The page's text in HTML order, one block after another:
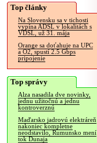
Top články
Na Slovensku sa v tichosti
vypína ADSL v lokalitách s
VDSL, už 31. mája
Orange sa doťahuje na UPC
a O2, spustí 2.5 Gbps
pripojenie
Top správy
Alza nasadila dve novinky,
jednu užitočnú a jednu
kontroverznú
Maďarsko jadrovú elektráreň
nakoniec kompletne
neodstavilo, Rumunsko mení
tok Dunaja